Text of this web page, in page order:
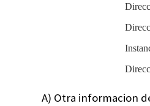
A) Otra informacion